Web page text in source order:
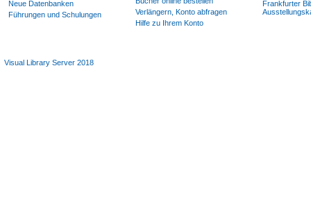
Neue Datenbanken
Führungen und Schulungen
Verlängern, Konto abfragen
Hilfe zu Ihrem Konto
Frankfurter
Visual Library Server 2018